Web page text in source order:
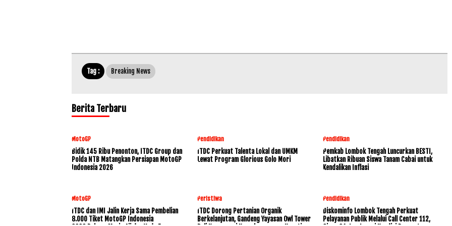
Tag : Breaking News
Berita Terbaru
MotoGP
Bidik 145 Ribu Penonton, ITDC Group dan
Polda NTB Matangkan Persiapan MotoGP
Indonesia 2026
Pendidikan
ITDC Perkuat Talenta Lokal dan UMKM
Lewat Program Glorious Golo Mori
Pendidikan
Pemkab Lombok Tengah Luncurkan BESTI,
Libatkan Ribuan Siswa Tanam Cabai untuk
Kendalikan Inflasi
MotoGP
ITDC dan IMI Jalin Kerja Sama Pembelian
8.000 Tiket MotoGP Indonesia
Peristiwa
ITDC Dorong Pertanian Organik
Berkelanjutan, Gandeng Yayasan Owl Tower
Pendidikan
Diskominfo Lombok Tengah Perkuat
Pelayanan Publik Melalui Call Center 112,